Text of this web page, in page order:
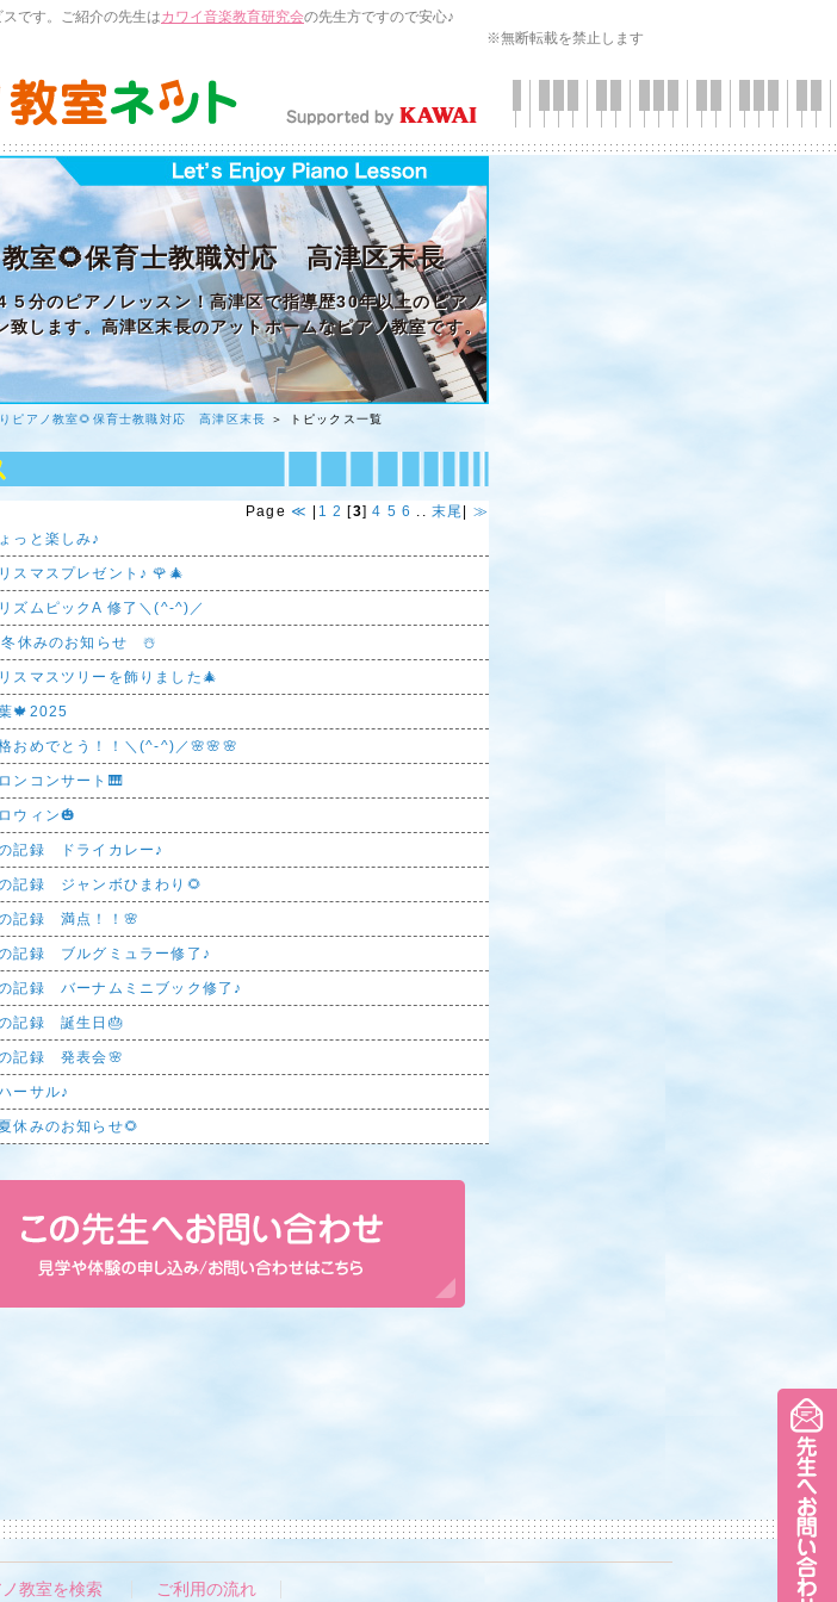
です。ご紹介の先生はカワイ音楽教育研究会の先生方ですので安心♪
※無断転載を禁止します
室🌻保育士教職対応 高津区末長
分のピアノレッスン！高津区で指導歴30年以上のピアノ
します。高津区末長のアットホームなピアノ教室です。
ピアノ教室🌻保育士教職対応 高津区末長 ＞ トピックス一覧
Page ≪ 1 2 [3]4 5 6 .. 末尾
≫
っと楽しみ♪
スマスプレゼント♪ 🌹🎄
ズムピックA 修了＼(^-^)／
休みのお知らせ ☃️
スマスツリーを飾りました🎄
🍁2025
おめでとう！！＼(^-^)／🌸🌸🌸
ンコンサート🎹
ウィン🎃
記録 ドライカレー♪
記録 ジャンボひまわり🌻
記録 満点！！🌸
記録 ブルグミュラー修了♪
記録 バーナムミニブック修了♪
記録 誕生日🎂
記録 発表会🌸
ーサル♪
休みのお知らせ🌻
教室を検索 ご利用の流れ